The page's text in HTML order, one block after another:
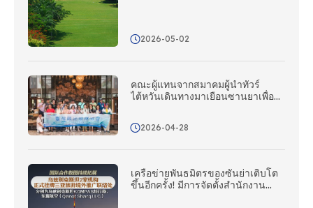
2026-05-02
คณะผู้แทนจากสมาคมผู้นําทัวร์
ไต้หวันเดินทางมาเยือนซานยาเพื่อ
ร่วมมือผ่านความร่วมมือที่ตรงเป้า
หมาย!
2026-04-28
เครือข่ายพันธมิตรของซันย่าเติบโต
ขึ้นอีกครั้ง! มีการจัดตั้งสํานักงาน